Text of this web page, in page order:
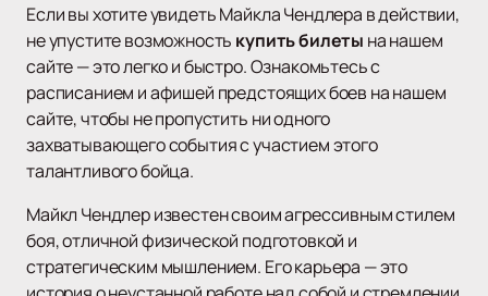
Если вы хотите увидеть Майкла Чендлера в действии,
не упустите возможность купить билеты на нашем
сайте — это легко и быстро. Ознакомьтесь с
расписанием и афишей предстоящих боев на нашем
сайте, чтобы не пропустить ни одного
захватывающего события с участием этого
талантливого бойца.
Майкл Чендлер известен своим агрессивным стилем
боя, отличной физической подготовкой и
стратегическим мышлением. Его карьера — это